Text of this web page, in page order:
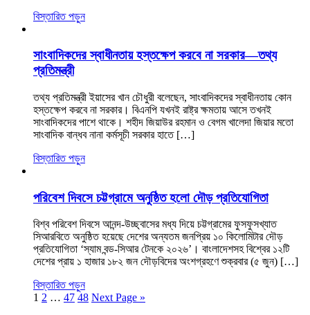
বিস্তারিত পড়ুন
সাংবাদিকদের স্বাধীনতায় হস্তক্ষেপ করবে না সরকার—তথ্য
প্রতিমন্ত্রী
তথ্য প্রতিমন্ত্রী ইয়াসের খান চৌধুরী বলেছেন, সাংবাদিকদের স্বাধীনতায় কোন
হস্তক্ষেপ করবে না সরকার। বিএনপি যখনই রাষ্ট্র ক্ষমতায় আসে তখনই
সাংবাদিকদের পাশে থাকে। শহীদ জিয়াউর রহমান ও বেগম খালেদা জিয়ার মতো
সাংবাদিক বান্ধব নানা কর্মসূচী সরকার হাতে […]
বিস্তারিত পড়ুন
পরিবেশ দিবসে চট্টগ্রামে অনুষ্ঠিত হলো দৌড় প্রতিযোগিতা
বিশ্ব পরিবেশ দিবসে আনন্দ-উচ্ছ্বাসের মধ্য দিয়ে চট্টগ্রামের ফুসফুসখ্যাত
সিআরবিতে অনুষ্ঠিত হয়েছে দেশের অন্যতম জনপ্রিয় ১০ কিলোমিটার দৌড়
প্রতিযোগিতা ‘স্যাম বন্ড-সিআর টেনকে ২০২৬’। বাংলাদেশসহ বিশ্বের ১২টি
দেশের প্রায় ১ হাজার ১৮২ জন দৌড়বিদের অংশগ্রহণে শুক্রবার (৫ জুন) […]
বিস্তারিত পড়ুন
1 2 … 47 48 Next Page »